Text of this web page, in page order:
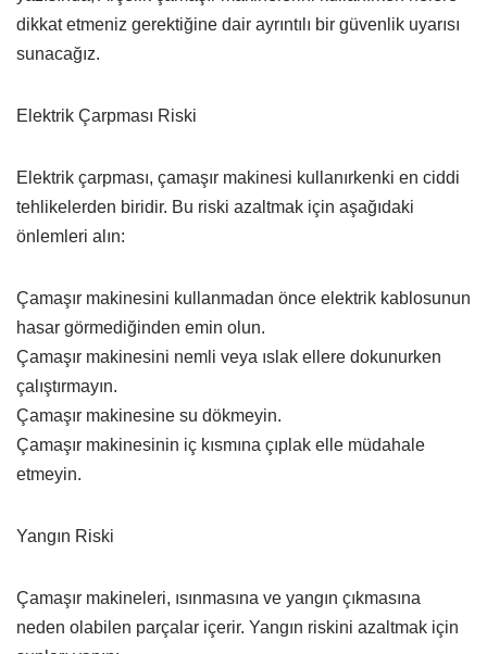
dikkat etmeniz gerektiğine dair ayrıntılı bir güvenlik uyarısı
sunacağız.
Elektrik Çarpması Riski
Elektrik çarpması, çamaşır makinesi kullanırkenki en ciddi
tehlikelerden biridir. Bu riski azaltmak için aşağıdaki
önlemleri alın:
Çamaşır makinesini kullanmadan önce elektrik kablosunun
hasar görmediğinden emin olun.
Çamaşır makinesini nemli veya ıslak ellere dokunurken
çalıştırmayın.
Çamaşır makinesine su dökmeyin.
Çamaşır makinesinin iç kısmına çıplak elle müdahale
etmeyin.
Yangın Riski
Çamaşır makineleri, ısınmasına ve yangın çıkmasına
neden olabilen parçalar içerir. Yangın riskini azaltmak için